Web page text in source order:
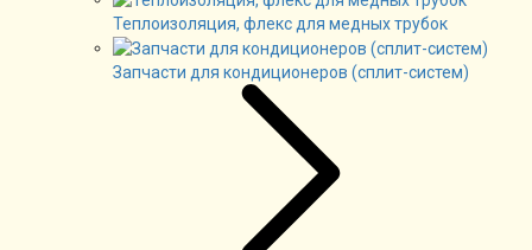
Теплоизоляция, флекс для медных трубок
Запчасти для кондиционеров (сплит-систем)